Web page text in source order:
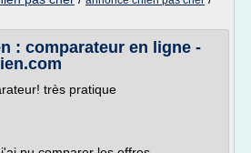
: comparateur en ligne -
très pratique